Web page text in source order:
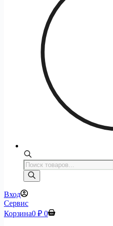
Поиск
товаров
Вход
Сервис
Корзина0 ₽ 0